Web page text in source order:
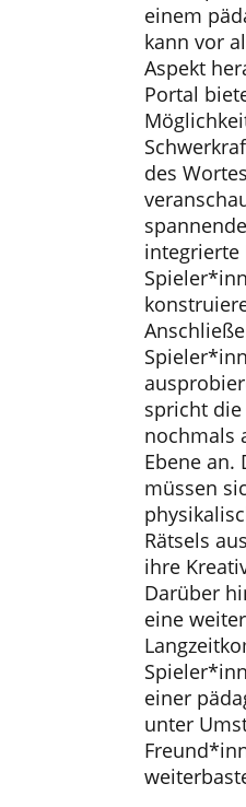
einem
kann vor
Aspekt
Portal
des
integrierte
spricht
nochmals
Ebene an.
müssen
Rätsels
ihre
Darüber
eine
einer
unter